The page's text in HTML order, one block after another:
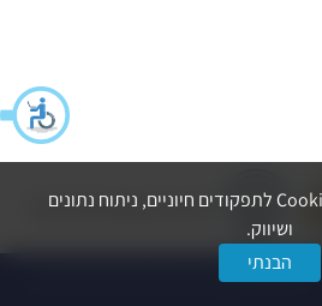
הצהרת נגישותמדיניות פרטיות
© כל הזכויות שמורות ל-החברה לפיתוח הרצליה בע״מ
אנו משתמשים בקובצי Cookie לתפקודים חיוניים, ניתוח נתונים
ושיווק.
הבנתי